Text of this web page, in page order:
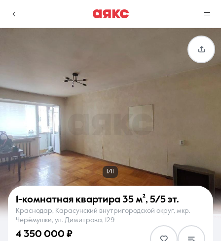
г. Краснодар
Избранное
0 объявлений 0 объявлений
Недвижимость
О компании Контакты
1/11
1-комнатная квартира 35 м², 5/5 эт.
Краснодар, Карасунский внутригородской округ, мкр.
Черёмушки, ул. Димитрова, 129
4 350 000 ₽